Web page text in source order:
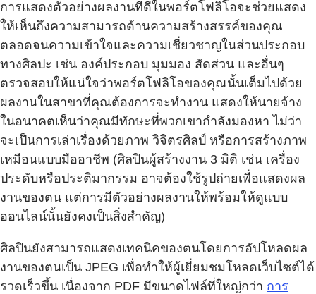
การแสดงตัวอย่างผลงานที่ดีในพอร์ตโฟลิโอจะช่วยแสดง
ให้เห็นถึงความสามารถด้านความสร้างสรรค์ของคุณ
ตลอดจนความเข้าใจและความเชี่ยวชาญในส่วนประกอบ
ทางศิลปะ เช่น องค์ประกอบ มุมมอง สัดส่วน และอื่นๆ
ตรวจสอบให้แน่ใจว่าพอร์ตโฟลิโอของคุณนั้นเต็มไปด้วย
ผลงานในสาขาที่คุณต้องการจะทำงาน แสดงให้นายจ้าง
ในอนาคตเห็นว่าคุณมีทักษะที่พวกเขากำลังมองหา ไม่ว่า
จะเป็นการเล่าเรื่องด้วยภาพ วิจิตรศิลป์ หรือการสร้างภาพ
เหมือนแบบมืออาชีพ (ศิลปินผู้สร้างงาน 3 มิติ เช่น เครื่อง
ประดับหรือประติมากรรม อาจต้องใช้รูปถ่ายเพื่อแสดงผล
งานของตน แต่การมีตัวอย่างผลงานให้พร้อมให้ดูแบบ
ออนไลน์นั้นยังคงเป็นสิ่งสำคัญ)
ศิลปินยังสามารถแสดงเทคนิคของตนโดยการอัปโหลดผล
งานของตนเป็น JPEG เพื่อทำให้ผู้เยี่ยมชมโหลดเว็บไซต์ได้
รวดเร็วขึ้น เนื่องจาก PDF มีขนาดไฟล์ที่ใหญ่กว่า การ